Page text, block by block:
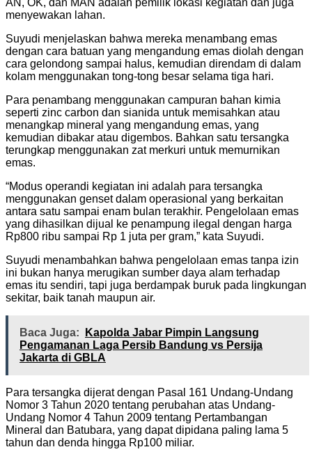
AN, OK, dan MAN adalah pemilik lokasi kegiatan dan juga
menyewakan lahan.
Suyudi menjelaskan bahwa mereka menambang emas
dengan cara batuan yang mengandung emas diolah dengan
cara gelondong sampai halus, kemudian direndam di dalam
kolam menggunakan tong-tong besar selama tiga hari.
Para penambang menggunakan campuran bahan kimia
seperti zinc carbon dan sianida untuk memisahkan atau
menangkap mineral yang mengandung emas, yang
kemudian dibakar atau digembos. Bahkan satu tersangka
terungkap menggunakan zat merkuri untuk memurnikan
emas.
“Modus operandi kegiatan ini adalah para tersangka
menggunakan genset dalam operasional yang berkaitan
antara satu sampai enam bulan terakhir. Pengelolaan emas
yang dihasilkan dijual ke penampung ilegal dengan harga
Rp800 ribu sampai Rp 1 juta per gram,” kata Suyudi.
Suyudi menambahkan bahwa pengelolaan emas tanpa izin
ini bukan hanya merugikan sumber daya alam terhadap
emas itu sendiri, tapi juga berdampak buruk pada lingkungan
sekitar, baik tanah maupun air.
Baca Juga:
Kapolda Jabar Pimpin Langsung
Pengamanan Laga Persib Bandung vs Persija
Jakarta di GBLA
Para tersangka dijerat dengan Pasal 161 Undang-Undang
Nomor 3 Tahun 2020 tentang perubahan atas Undang-
Undang Nomor 4 Tahun 2009 tentang Pertambangan
Mineral dan Batubara, yang dapat dipidana paling lama 5
tahun dan denda hingga Rp100 miliar.